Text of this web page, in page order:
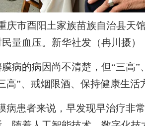
市酉阳土家族苗族自治县天
量血压。新华社发（冉川摄）
的病因尚不清楚，但“三高”
高”、戒烟限酒、保持健康生
患者来说，早发现早治疗非常